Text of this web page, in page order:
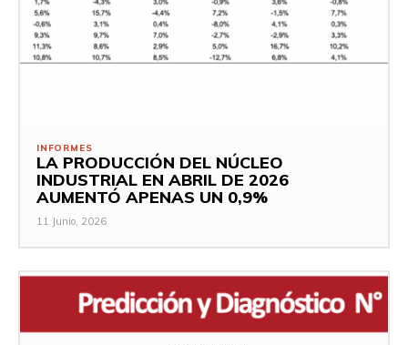
INFORMES
LA PRODUCCIÓN DEL NÚCLEO
INDUSTRIAL EN ABRIL DE 2026
AUMENTÓ APENAS UN 0,9%
11 Junio, 2026